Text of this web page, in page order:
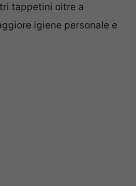
tappetini oltre a
igiene personale e